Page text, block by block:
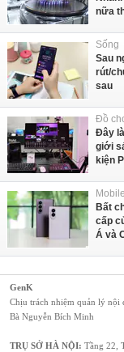
nữa
Sống
Sau
rút/
sau
Đồ
Đây
giới
kiện
Bất
cấp
Á và
GenK
Chịu trách nhiệm quản lý nội
Bà Nguyễn Bích Minh
TRỤ SỞ HÀ NỘI: Tầng 22,